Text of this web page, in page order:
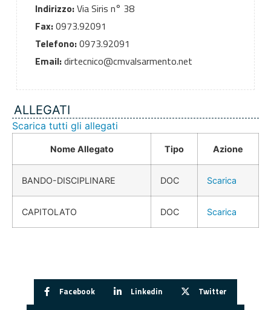
Indirizzo:Via Siris n° 38
Fax:0973.92091
Telefono:0973.92091
Email:dirtecnico@cmvalsarmento.net
ALLEGATI
Scarica tutti gli allegati
Nome Allegato Tipo Azione
BANDO-DISCIPLINARE DOC Scarica
CAPITOLATO DOC Scarica
Facebook Linkedin Twitter